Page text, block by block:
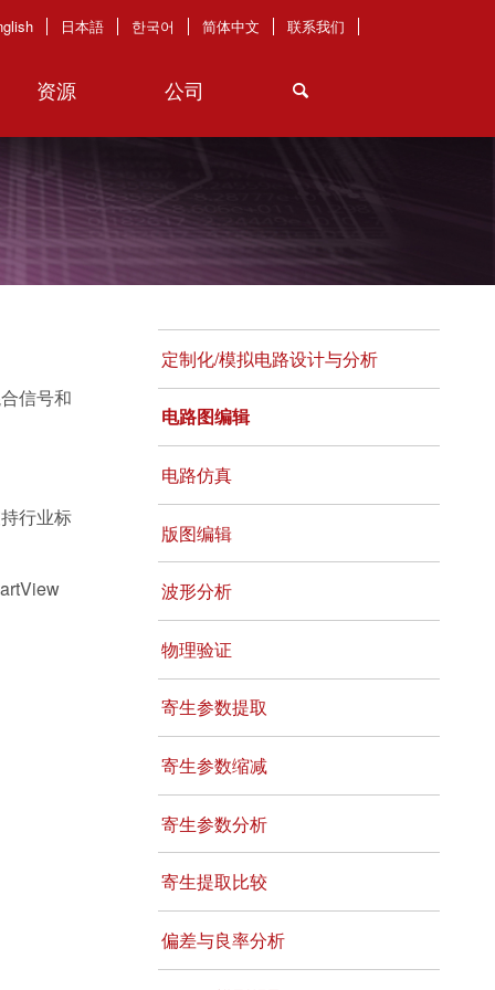
资源 公司
日本語 한국어 简体中文 联系我们
信号和
行业标
定制化/模拟电路设计与分析
电路图编辑
电路仿真
版图编辑
波形分析
物理验证
寄生参数提取
寄生参数缩减
寄生参数分析
寄生提取比较
偏差与良率分析